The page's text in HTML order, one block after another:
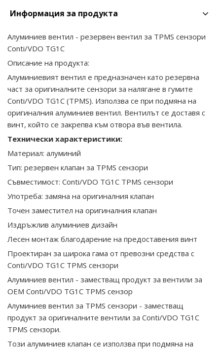
Информация за продукта
Алуминиев вентил - резервен вентил за TPMS сензори
Conti/VDO TG1C
Описание на продукта:
Алуминиевият вентил е предназначен като резервна
част за оригиналните сензори за налягане в гумите
Conti/VDO TG1C (TPMS). Използва се при подмяна на
оригиналния алуминиев вентил. Вентилът се доставя с
винт, който се закрепва към отвора във вентила.
Технически характеристики:
Материал: алуминий
Тип: резервен клапан за TPMS сензори
Съвместимост: Conti/VDO TG1C TPMS сензори
Употреба: замяна на оригиналния клапан
Точен заместител на оригиналния клапан
Издръжлив алуминиев дизайн
Лесен монтаж благодарение на предоставения винт
Проектиран за широка гама от превозни средства с
Conti/VDO TG1C TPMS сензори
Алуминиев вентил - заместващ продукт за вентили за
OEM Conti/VDO TG1C TPMS сензор
Алуминиев вентил за TPMS сензори - заместващ
продукт за оригиналните вентили за Conti/VDO TG1C
TPMS сензори.
Този алуминиев клапан се използва при подмяна на